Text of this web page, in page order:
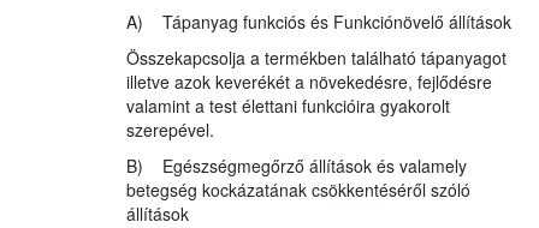
A) Tápanyag funkciós és Funkciónövelő állítások
Összekapcsolja a termékben található tápanyagot
illetve azok keverékét a növekedésre, fejlődésre
valamint a test élettani funkcióira gyakorolt
szerepével.
B) Egészségmegőrző állítások és valamely
betegség kockázatának csökkentéséről szóló
állítások